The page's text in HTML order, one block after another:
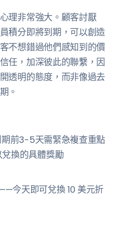
理非常強大。顧客討厭
積分即將到期，可以創造
不想錯過他們感知到的價
任，加深彼此的聯繫，因
透明的態度，而非像過去
。
期前3-5天需緊急複查重點
換的具體獎勵
今天即可兌換 10 美元折